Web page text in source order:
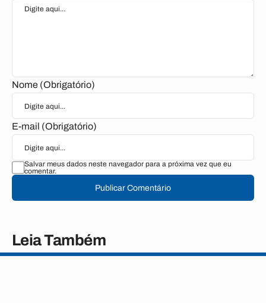
Nome (Obrigatório)
E-mail (Obrigatório)
Salvar meus dados neste navegador para a próxima vez que eu
comentar.
Publicar Comentário
Leia Também